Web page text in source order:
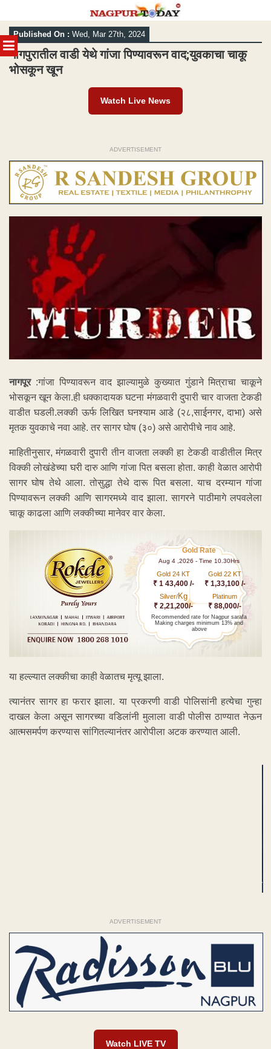
MENU
Skip
to
content
Published On : Wed, Mar 27th, 2024
नागपुरातील वाडी येथे गांजा पिण्यावरून वाद;युवकाचा चाकू
भोसकून खून
Watch Live News
ADVERTISEMENT
नागपूर :गांजा पिण्यावरून वाद झाल्यामुळे कुख्यात गुंडाने मित्राचा चाकूने
भोसकून खून केला.ही धक्कादायक घटना मंगळवारी दुपारी चार वाजता टेकडी
वाडीत घडली.लक्की ऊर्फ लिखित घनश्याम आडे (२८,साईनगर, दाभा) असे
मृतक युवकाचे नवा आहे. तर सागर घोष (३०) असे आरोपीचे नाव आहे.
माहितीनुसार, मंगळवारी दुपारी तीन वाजता लक्की हा टेकडी वाडीतील मित्र
विक्की लोखंडेच्या घरी दारु आणि गांजा पित बसला होता. काही वेळात आरोपी
सागर घोष तेथे आला. तोसुद्धा तेथे दारू पित बसला. याच दरम्यान गांजा
पिण्यावरून लक्की आणि सागरमध्ये वाद झाला. सागरने पाठीमागे लपवलेला
चाकू काढला आणि लक्कीच्या मानेवर वार केला.
Gold Rate
Aug 4 ,2026 - Time 10.30Hrs
Gold 24 KT
₹ 1 43,400 /-
Gold 22 KT
₹ 1,33,100 /-
Silver/Kg
₹ 2,21,200/-
Platinum
₹ 88,000/-
Recommended rate for Nagpur sarafa
Making charges minimum 13% and
above
या हल्ल्यात लक्कीचा काही वेळातच मृत्यू झाला.
त्यानंतर सागर हा फरार झाला. या प्रकरणी वाडी पोलिसांनी हत्येचा गुन्हा
दाखल केला असून सागरच्या वडिलांनी मुलाला वाडी पोलीस ठाण्यात नेऊन
आत्मसमर्पण करण्यास सांगितल्यानंतर आरोपीला अटक करण्यात आली.
ADVERTISEMENT
Watch LIVE TV